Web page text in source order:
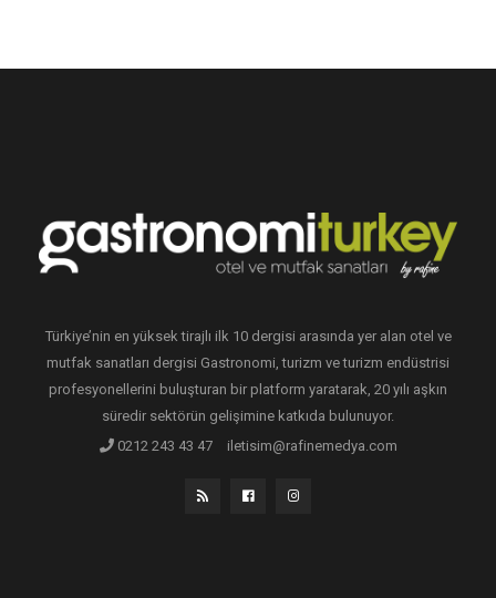
Türkiye’nin en yüksek tirajlı ilk 10 dergisi arasında yer alan otel ve
mutfak sanatları dergisi Gastronomi, turizm ve turizm endüstrisi
profesyonellerini buluşturan bir platform yaratarak, 20 yılı aşkın
süredir sektörün gelişimine katkıda bulunuyor.
0212 243 43 47
iletisim@rafinemedya.com